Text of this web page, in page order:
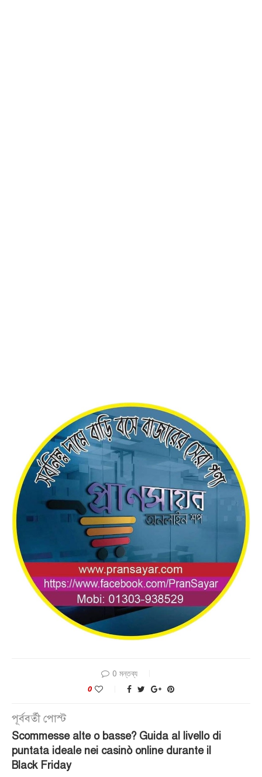
0 মন্তব্য
0
পূর্ববর্তী পোস্ট
Scommesse alte o basse? Guida al livello di
puntata ideale nei casinò online durante il
Black Friday